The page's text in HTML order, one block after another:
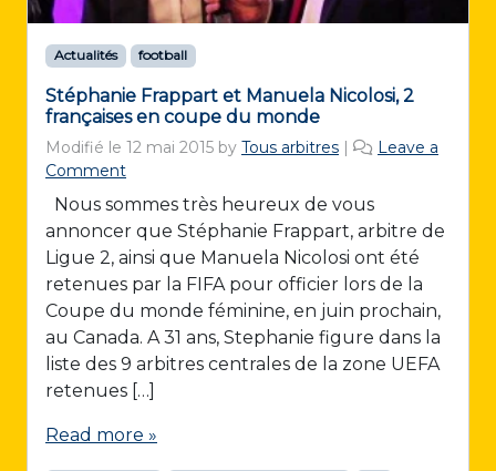
Actualités football
Stéphanie Frappart et Manuela Nicolosi, 2
françaises en coupe du monde
Modifié le 12 mai 2015 by Tous arbitres
Leave a
Comment
Nous sommes très heureux de vous
annoncer que Stéphanie Frappart, arbitre de
Ligue 2, ainsi que Manuela Nicolosi ont été
retenues par la FIFA pour officier lors de la
Coupe du monde féminine, en juin prochain,
au Canada. A 31 ans, Stephanie figure dans la
liste des 9 arbitres centrales de la zone UEFA
retenues […]
Read more »